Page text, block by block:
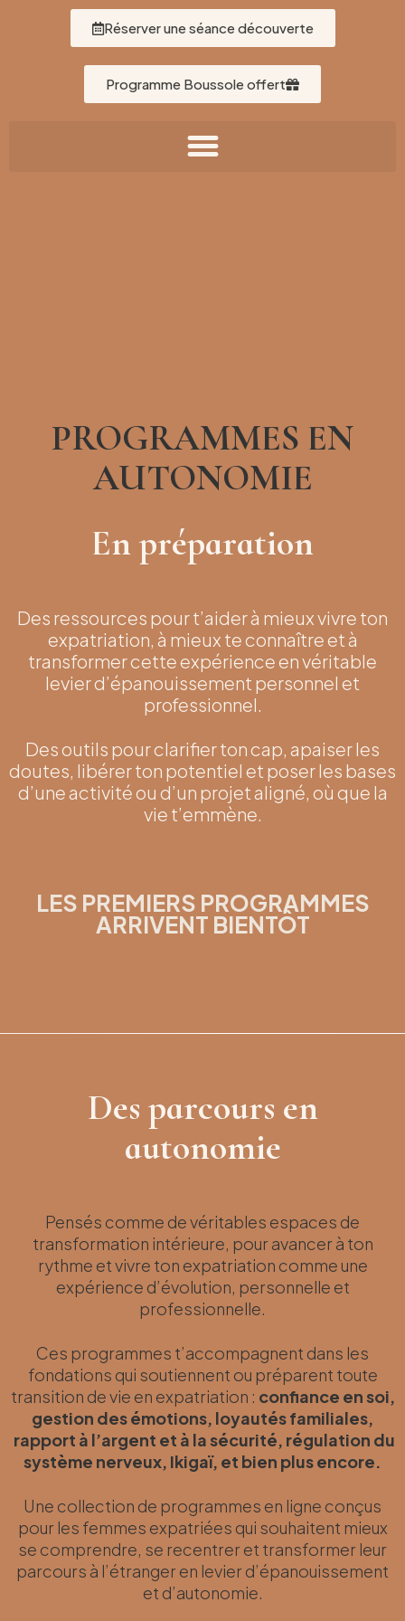
Réserver une séance découverte
Programme Boussole offert
PROGRAMMES EN
AUTONOMIE
En préparation
Des ressources pour t’aider à mieux vivre ton
expatriation, à mieux te connaître et à
transformer cette expérience en véritable
levier d’épanouissement personnel et
professionnel.
Des outils pour clarifier ton cap, apaiser les
doutes, libérer ton potentiel et poser les bases
d’une activité ou d’un projet aligné, où que la
vie t’emmène.
LES PREMIERS PROGRAMMES
ARRIVENT BIENTÔT
Des parcours en
autonomie
Pensés comme de véritables espaces de
transformation intérieure, pour avancer à ton
rythme et vivre ton expatriation comme une
expérience d’évolution, personnelle et
professionnelle.
Ces programmes t’accompagnent dans les
fondations qui soutiennent ou préparent toute
transition de vie en expatriation : confiance en soi,
gestion des émotions, loyautés familiales,
rapport à l’argent et à la sécurité, régulation du
système nerveux, Ikigaï, et bien plus encore.
Une collection de programmes en ligne conçus
pour les femmes expatriées qui souhaitent mieux
se comprendre, se recentrer et transformer leur
parcours à l’étranger en levier d’épanouissement
et d’autonomie.